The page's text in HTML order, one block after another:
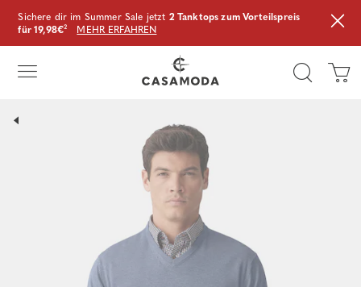
Sichere dir im Summer Sale jetzt 2 Tanktops zum Vorteilspreis
für 19,98€² MEHR ERFAHREN